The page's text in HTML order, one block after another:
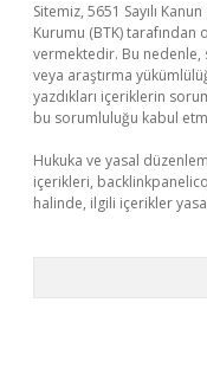
Sitemiz, 5651 Sayılı
Kurumu (BTK) tarafından
vermektedir. Bu
veya araştırma
yazdıkları içeriklerin
bu sorumluluğu kabul
Hukuka ve yasal
içerikleri,
halinde, ilgili içerikler